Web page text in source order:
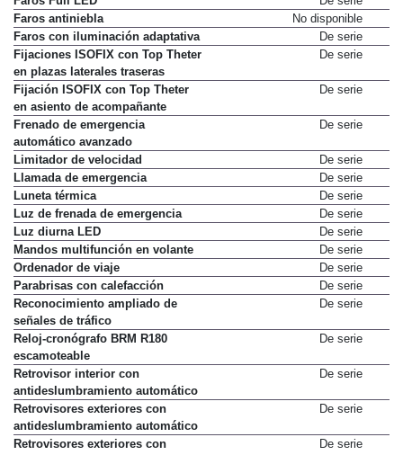
Faros antiniebla
No disponible
Faros con iluminación adaptativa
De serie
Fijaciones ISOFIX con Top Theter
en plazas laterales traseras
De serie
Fijación ISOFIX con Top Theter
en asiento de acompañante
De serie
Frenado de emergencia
automático avanzado
De serie
Limitador de velocidad
De serie
Llamada de emergencia
De serie
Luneta térmica
De serie
Luz de frenada de emergencia
De serie
Luz diurna LED
De serie
Mandos multifunción en volante
De serie
Ordenador de viaje
De serie
Parabrisas con calefacción
De serie
Reconocimiento ampliado de
señales de tráfico
De serie
Reloj-cronógrafo BRM R180
escamoteable
De serie
Retrovisor interior con
antideslumbramiento automático
De serie
Retrovisores exteriores con
antideslumbramiento automático
De serie
Retrovisores exteriores con
De serie